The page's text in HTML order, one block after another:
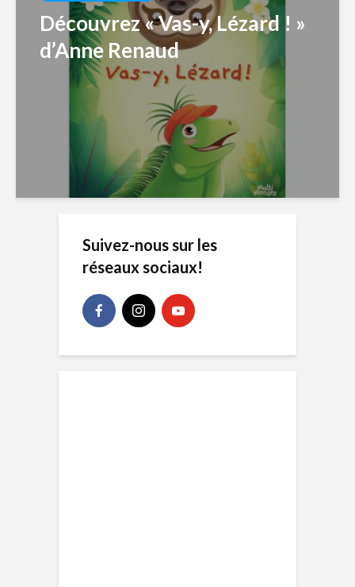
Découvrez « Vas-y, Lézard ! »
d’Anne Renaud
Suivez-nous sur les
réseaux sociaux!